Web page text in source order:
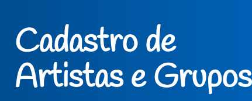
Cadastro de
Artistas e Grupos